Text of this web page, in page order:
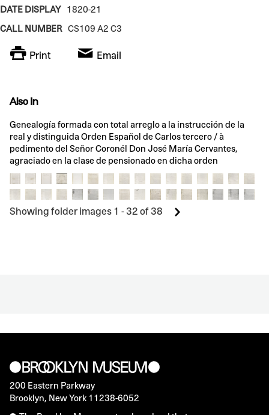
DATE DISPLAY
1820-21
CALL NUMBER CS109 A2 C3
Print Email
Also In
Genealogía formada con total arreglo a la instrucción de la
real y distinguida Orden Español de Carlos tercero / à
pedimento del Señor Coronél Don José María Cervantes,
agraciado en la clase de pensionado en dicha orden
Showing folder images 1 - 32 of 38
200 Eastern Parkway
Brooklyn, New York 11238-6052